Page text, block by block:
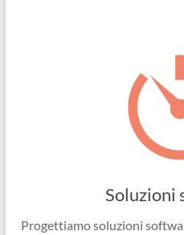
Soluzioni
Progettiamo soluzioni